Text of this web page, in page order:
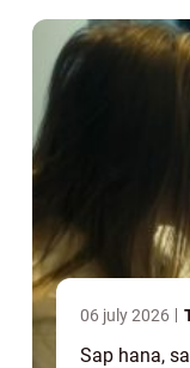
06 july 2026
Sap hana,